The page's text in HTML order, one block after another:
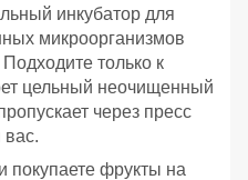
инкубатор для
микроорганизмов
только к
цельный неочищенный
через пресс
вас.
покупаете фрукты на